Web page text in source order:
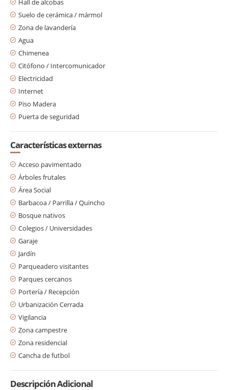
Hall de alcobas
Suelo de cerámica / mármol
Zona de lavandería
Agua
Chimenea
Citófono / Intercomunicador
Electricidad
Internet
Piso Madera
Puerta de seguridad
Características externas
Acceso pavimentado
Árboles frutales
Área Social
Barbacoa / Parrilla / Quincho
Bosque nativos
Colegios / Universidades
Garaje
Jardín
Parqueadero visitantes
Parques cercanos
Portería / Recepción
Urbanización Cerrada
Vigilancia
Zona campestre
Zona residencial
Cancha de futbol
Descripción Adicional